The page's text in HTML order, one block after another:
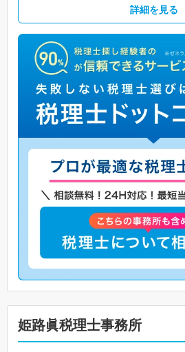
詳細を見る
姫路眞税理士事務所